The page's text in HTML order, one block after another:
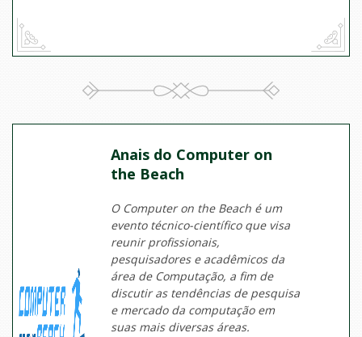
Anais do Computer on
the Beach
O Computer on the Beach é um
evento técnico-científico que visa
reunir profissionais,
pesquisadores e acadêmicos da
área de Computação, a fim de
discutir as tendências de pesquisa
e mercado da computação em
suas mais diversas áreas.